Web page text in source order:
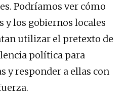
Podríamos ver cómo
y los gobiernos locales
utilizar el pretexto de
política para
y responder a ellas con